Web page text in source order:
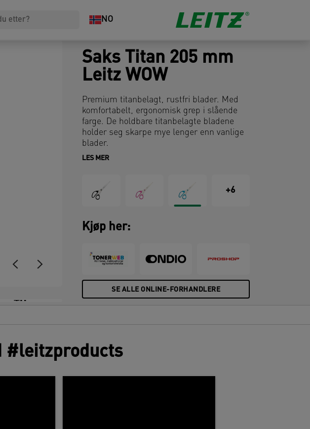
NO
+8
Saks Titan 205 mm
Leitz WOW
Premium titanbelagt, rustfri blader. Med
komfortabelt, ergonomisk grep i slående
farge. De holdbare titanbelagte bladene
holder seg skarpe mye lenger enn vanlige
blader.
LES MER
+6
Kjøp her:
SE ALLE ONLINE-FORHANDLERE
#leitzproducts